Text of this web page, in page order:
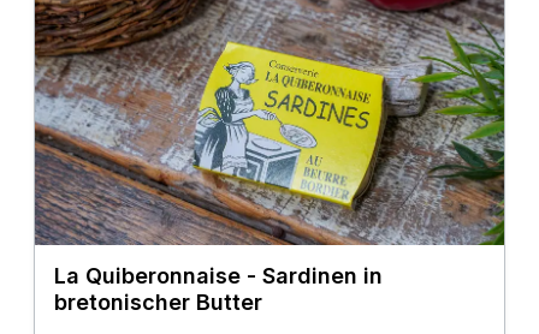
La Quiberonnaise - Sardinen in
bretonischer Butter